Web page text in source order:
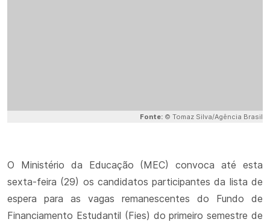
Fonte: © Tomaz Silva/Agência Brasil
O Ministério da Educação (MEC) convoca até esta
sexta-feira (29) os candidatos participantes da lista de
espera para as vagas remanescentes do Fundo de
Financiamento Estudantil (Fies) do primeiro semestre de